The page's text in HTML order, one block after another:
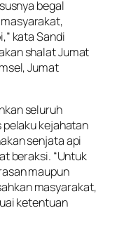
begal
kata Sandi
shalat Jumat
Jumat
seluruh
kejahatan
senjata api
beraksi. “Untuk
maupun
masyarakat,
ketentuan